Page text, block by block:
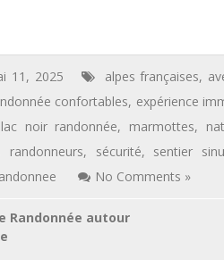
11, 2025 alpes françaises,
confortables, expérience
lac noir randonnée, marmottes,
randonneurs, sécurité, sentier
No Comments »
Randonnée autour